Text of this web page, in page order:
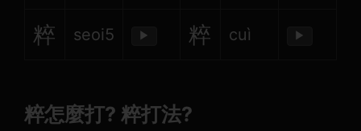
粹 seoi5 ▶ 粹 cuì ▶
粹怎麼打? 粹打法?